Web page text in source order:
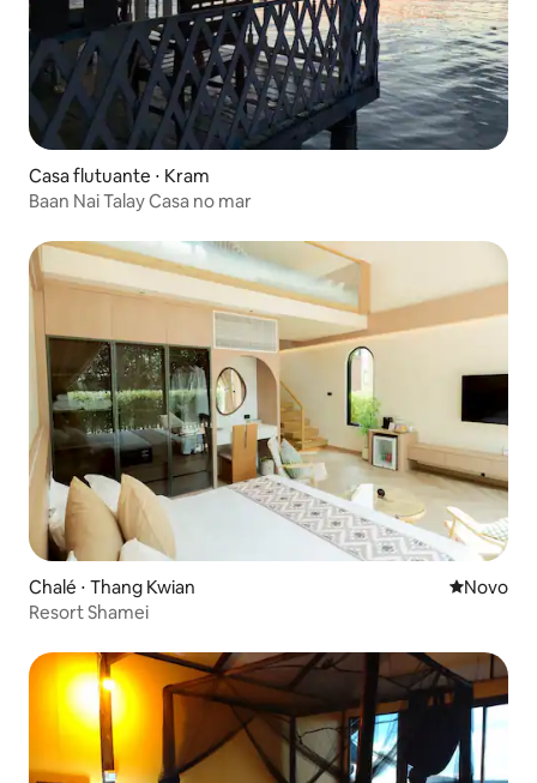
Casa flutuante ⋅ Kram
Baan Nai Talay Casa no mar
Chalé ⋅ Thang Kwian Novo
Novo
Resort Shamei